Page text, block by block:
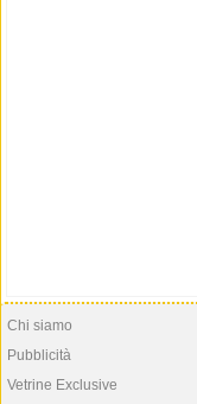
Chi siamo
Pubblicità
Vetrine Exclusive